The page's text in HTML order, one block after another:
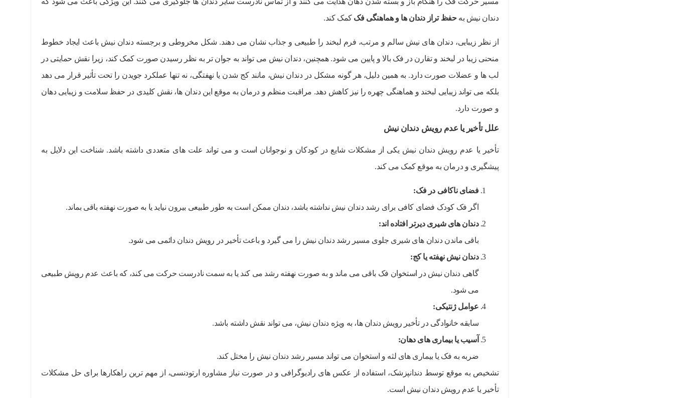
دندان نیش بهحفظ تراز دندان ها و هماهنگی فک کمک کند.
از نظر زیبایی، دندان های نیش سالم و مرتب، فرم لبخند را طبیعی و جذاب نشان می دهند. شکل مخروطی و برجسته دندان نیش باعث ایجاد خطوط
منحنی زیبا در لبخند و تقارن در فک بالا و پایین می شود. همچنین، دندان نیش می تواند به جوان تر به نظر رسیدن صورت کمک کند، زیرا نقش حمایتی در
لب ها و عضلات صورت دارد. به همین دلیل، هر گونه مشکل در دندان نیش، مانند کج شدن یا نهفتگی، نه تنها عملکرد جویدن را تحت تأثیر قرار می دهد
بلکه می تواند زیبایی لبخند و هماهنگی چهره را نیز کاهش دهد. مراقبت منظم و درمان به موقع این دندان ها، نقش کلیدی در حفظ سلامت و زیبایی دهان
و صورت دارد.
علل تأخیر یا عدم رویش دندان نیش
تأخیر یا عدم رویش دندان نیش یکی از مشکلات شایع در کودکان و نوجوانان است و می تواند علت های متعددی داشته باشد. شناخت این دلایل به
پیشگیری و درمان به موقع کمک می کند.
فضای ناکافی در فک:
اگر فک کودک فضای کافی برای رشد دندان نیش نداشته باشد، دندان ممکن است به طور طبیعی بیرون نیاید یا به صورت نهفته باقی بماند.
دندان های شیری دیرتر افتاده اند:
باقی ماندن دندان های شیری جلوی مسیر رشد دندان نیش را می گیرد و باعث تأخیر در رویش دندان دائمی می شود.
دندان نیش نهفته یا کج:
گاهی دندان نیش در استخوان فک باقی می ماند و به صورت نهفته رشد می کند یا به سمت نادرست حرکت می کند، که باعث عدم رویش طبیعی
می شود.
عوامل ژنتیکی:
سابقه خانوادگی در تأخیر رویش دندان ها، به ویژه دندان نیش، می تواند نقش داشته باشد.
آسیب یا بیماری های دهان:
ضربه به فک یا بیماری های لثه و استخوان می تواند مسیر رشد دندان نیش را مختل کند.
تشخیص به موقع توسط دندانپزشک، استفاده از عکس های رادیوگرافی و در صورت نیاز مشاوره ارتودنسی، از مهم ترین راهکارها برای حل مشکلات
تأخیر یا عدم رویش دندان نیش است.